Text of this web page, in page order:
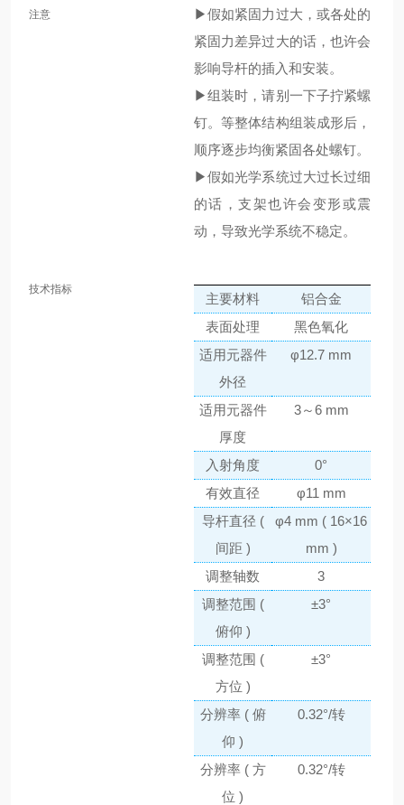
注意
▶假如紧固力过大，或各处的
紧固力差异过大的话，也许会
影响导杆的插入和安装。
▶组装时，请别一下子拧紧螺
钉。等整体结构组装成形后，
顺序逐步均衡紧固各处螺钉。
▶假如光学系统过大过长过细
的话，支架也许会变形或震
动，导致光学系统不稳定。
技术指标
主要材料
铝合金
表面处理
黑色氧化
适用元器件
外径
φ12.7 mm
适用元器件
厚度
3～6 mm
入射角度
0°
有效直径
φ11 mm
导杆直径 (
间距 )
φ4 mm ( 16×16
mm )
调整轴数
3
调整范围 (
俯仰 )
±3°
调整范围 (
方位 )
±3°
分辨率 ( 俯
仰 )
0.32°/转
分辨率 ( 方
位 )
0.32°/转